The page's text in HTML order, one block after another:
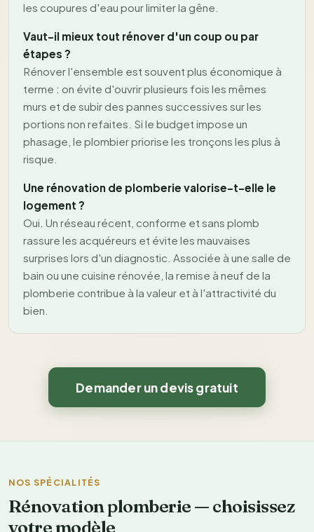
les coupures d'eau pour limiter la gêne.
Vaut-il mieux tout rénover d'un coup ou par
étapes ?
Rénover l'ensemble est souvent plus économique à
terme : on évite d'ouvrir plusieurs fois les mêmes
murs et de subir des pannes successives sur les
portions non refaites. Si le budget impose un
phasage, le plombier priorise les tronçons les plus à
risque.
Une rénovation de plomberie valorise-t-elle le
logement ?
Oui. Un réseau récent, conforme et sans plomb
rassure les acquéreurs et évite les mauvaises
surprises lors d'un diagnostic. Associée à une salle de
bain ou une cuisine rénovée, la remise à neuf de la
plomberie contribue à la valeur et à l'attractivité du
bien.
Demander un devis gratuit
NOS SPÉCIALITÉS
Rénovation plomberie — choisissez
votre modèle